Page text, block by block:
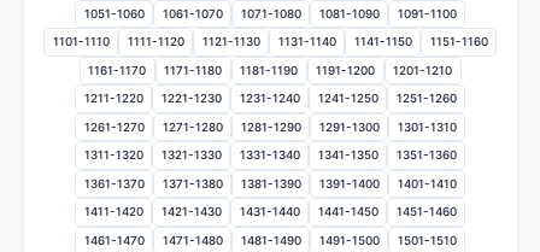
1051-1060 1061-1070 1071-1080 1081-1090 1091-1100
1101-1110 1111-1120 1121-1130 1131-1140 1141-1150 1151-1160
1161-1170 1171-1180 1181-1190 1191-1200 1201-1210
1211-1220 1221-1230 1231-1240 1241-1250 1251-1260
1261-1270 1271-1280 1281-1290 1291-1300 1301-1310
1311-1320 1321-1330 1331-1340 1341-1350 1351-1360
1361-1370 1371-1380 1381-1390 1391-1400 1401-1410
1411-1420 1421-1430 1431-1440 1441-1450 1451-1460
1461-1470 1471-1480 1481-1490 1491-1500 1501-1510